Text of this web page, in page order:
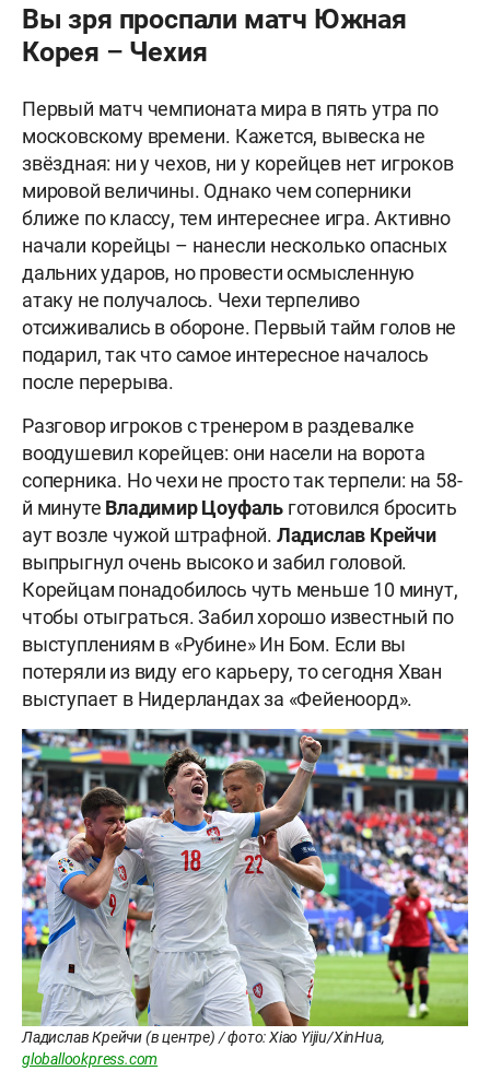
Вы зря проспали матч Южная
Корея – Чехия
Первый матч чемпионата мира в пять утра по
московскому времени. Кажется, вывеска не
звёздная: ни у чехов, ни у корейцев нет игроков
мировой величины. Однако чем соперники
ближе по классу, тем интереснее игра. Активно
начали корейцы – нанесли несколько опасных
дальних ударов, но провести осмысленную
атаку не получалось. Чехи терпеливо
отсиживались в обороне. Первый тайм голов не
подарил, так что самое интересное началось
после перерыва.
Разговор игроков с тренером в раздевалке
воодушевил корейцев: они насели на ворота
соперника. Но чехи не просто так терпели: на 58-
й минуте Владимир Цоуфаль готовился бросить
аут возле чужой штрафной. Ладислав Крейчи
выпрыгнул очень высоко и забил головой.
Корейцам понадобилось чуть меньше 10 минут,
чтобы отыграться. Забил хорошо известный по
выступлениям в «Рубине» Ин Бом. Если вы
потеряли из виду его карьеру, то сегодня Хван
выступает в Нидерландах за «Фейеноорд».
Ладислав Крейчи (в центре) / фото: Xiao Yijiu/XinHua,
globallookpress.com